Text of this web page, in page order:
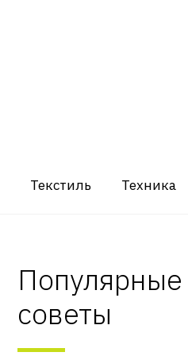
Текстиль Техника
Популярные
советы